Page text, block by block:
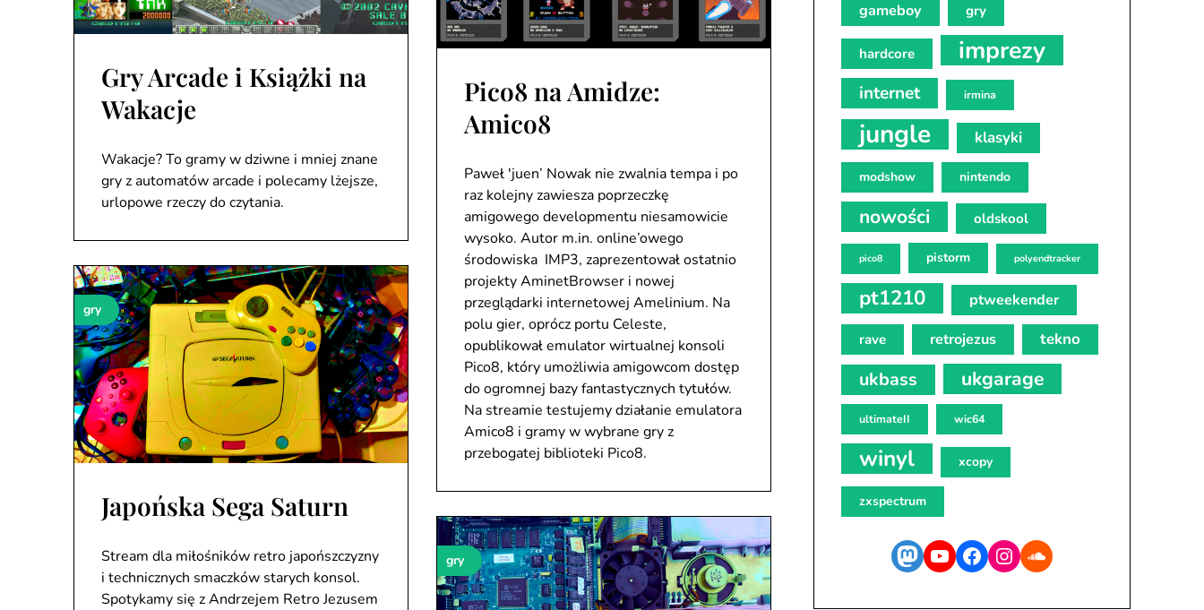
Gry Arcade i Książki na
Wakacje
Wakacje? To gramy w dziwne i mniej znane
gry z automatów arcade i polecamy lżejsze,
urlopowe rzeczy do czytania.
gry
Japońska Sega Saturn
Stream dla miłośników retro japońszczyzny
i technicznych smaczków starych konsol.
Spotykamy się z Andrzejem Retro Jezusem
Pico8 na Amidze:
Amico8
Paweł 'juen’ Nowak nie zwalnia tempa i po
raz kolejny zawiesza poprzeczkę
amigowego developmentu niesamowicie
wysoko. Autor m.in. online’owego
środowiska IMP3, zaprezentował ostatnio
projekty AminetBrowser i nowej
przeglądarki internetowej Amelinium. Na
polu gier, oprócz portu Celeste,
opublikował emulator wirtualnej konsoli
Pico8, który umożliwia amigowcom dostęp
do ogromnej bazy fantastycznych tytułów.
Na streamie testujemy działanie emulatora
Amico8 i gramy w wybrane gry z
przebogatej biblioteki Pico8.
gry
gameboy gry
hardcore imprezy
internet irmina
jungle klasyki
modshow nintendo
nowości oldskool
pico8 pistorm polyendtracker
pt1210 ptweekender
rave retrojezus tekno
ukbass ukgarage
ultimateII wic64
winyl xcopy
zxspectrum
Mastodon
YouTube
Facebook
Instagram
SoundCloud